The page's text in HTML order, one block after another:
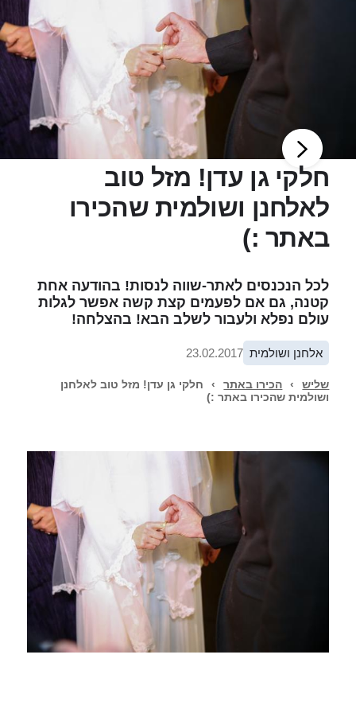
חלקי גן עדן! מזל טוב
לאלחנן ושולמית שהכירו
באתר :)
לכל הנכנסים לאתר-שווה לנסות! בהודעה אחת
קטנה, גם אם לפעמים קצת קשה אפשר לגלות
עולם נפלא ולעבור לשלב הבא! בהצלחה!
אלחנן ושולמית 23.02.2017
שליש › הכירו באתר ›
חלקי גן עדן! מזל טוב לאלחנן
ושולמית שהכירו באתר :)